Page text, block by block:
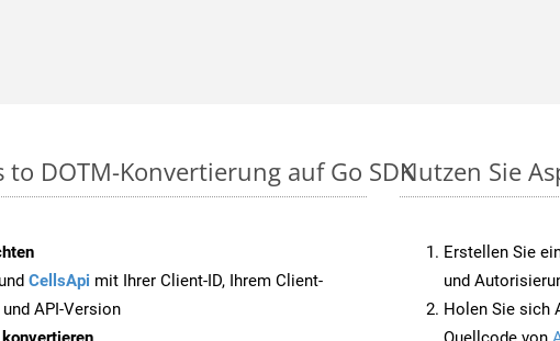
to DOTM-Konvertierung auf Go SDK
und CellsApi mit Ihrer Client-ID, Ihrem Client-
API-Version
Nutzen Sie
Erstellen Sie
und
Holen Sie sich